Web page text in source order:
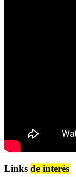
Links de interés